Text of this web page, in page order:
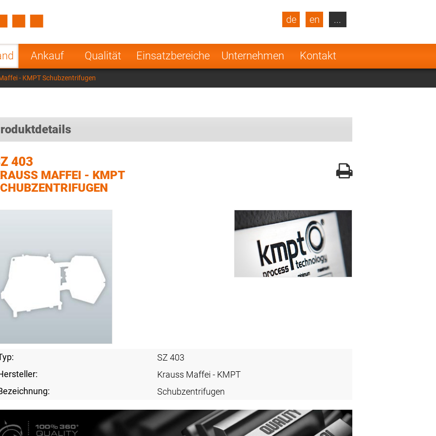
Ankauf Qualität Einsatzbereiche Unternehmen Kontakt
de en
Turkey
Poland Norway
Netherlands
India
...
- KMPT Schubzentrifugen
403
MAFFEI - KMPT
SZ 403
Krauss Maffei - KMPT
Schubzentrifugen